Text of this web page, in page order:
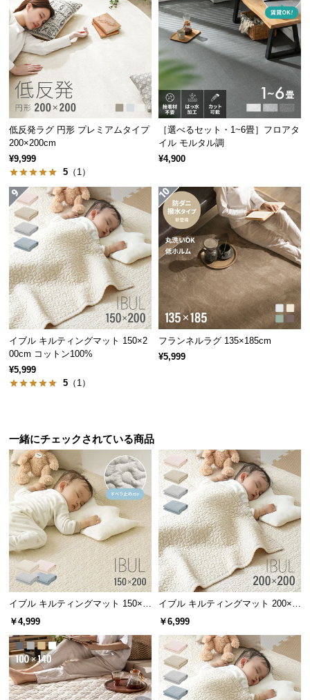
て
保
証
に
つ
い
会
員
規
約
に
つ
い
て
お
客
様
サ
ポ
お
知
ブ
ロ
グ
企
業
情
報
低反発ラグ 円形 プレミアムタイプ
200×200cm
¥9,999
5 （1）
［選べるセット・1~6畳］フロアタ
イル モルタル調
¥4,900
イブル キルティングマット 150×2
00cm コットン100%
¥5,999
5 （1）
フランネルラグ 135×185cm
¥5,999
一緒にチェックされている商品
イブル キルティングマット 150×2
00cm 滑り止め付き
￥4,999
イブル キルティングマット 200×2
00cm コットン100%
￥6,999